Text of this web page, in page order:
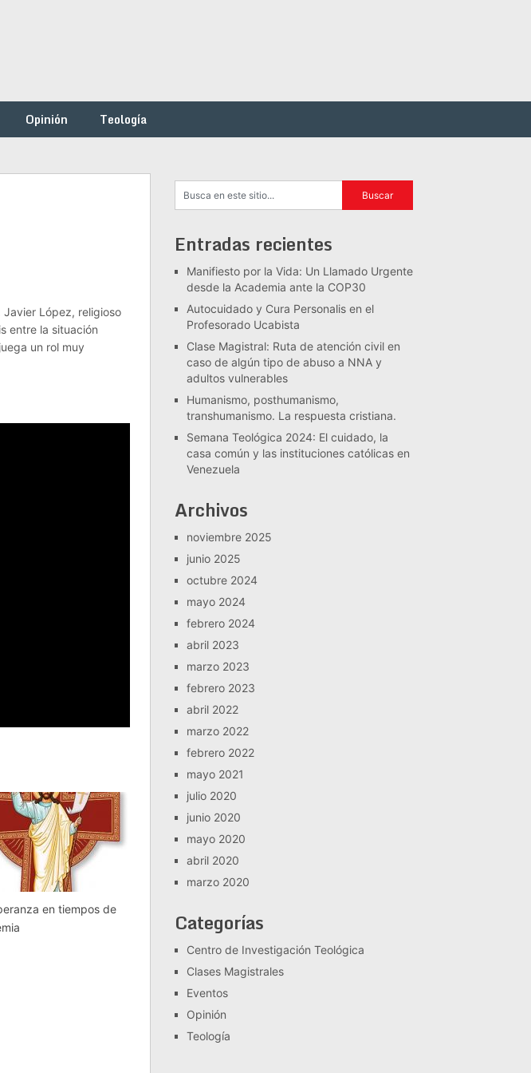
Opinión Teología
López, religioso
entre la situación
un rol muy
en tiempos de
Entradas recientes
Manifiesto por la Vida: Un Llamado Urgente
desde la Academia ante la COP30
Autocuidado y Cura Personalis en el
Profesorado Ucabista
Clase Magistral: Ruta de atención civil en
caso de algún tipo de abuso a NNA y
adultos vulnerables
Humanismo, posthumanismo,
transhumanismo. La respuesta cristiana.
Semana Teológica 2024: El cuidado, la
casa común y las instituciones católicas en
Venezuela
Archivos
noviembre 2025
junio 2025
octubre 2024
mayo 2024
febrero 2024
abril 2023
marzo 2023
febrero 2023
abril 2022
marzo 2022
febrero 2022
mayo 2021
julio 2020
junio 2020
mayo 2020
abril 2020
marzo 2020
Categorías
Centro de Investigación Teológica
Clases Magistrales
Eventos
Opinión
Teología